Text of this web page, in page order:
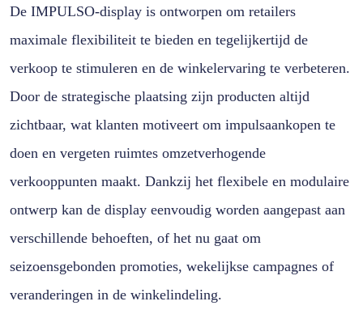
De IMPULSO-display is ontworpen om retailers
maximale flexibiliteit te bieden en tegelijkertijd de
verkoop te stimuleren en de winkelervaring te verbeteren.
Door de strategische plaatsing zijn producten altijd
zichtbaar, wat klanten motiveert om impulsaankopen te
doen en vergeten ruimtes omzetverhogende
verkooppunten maakt. Dankzij het flexibele en modulaire
ontwerp kan de display eenvoudig worden aangepast aan
verschillende behoeften, of het nu gaat om
seizoensgebonden promoties, wekelijkse campagnes of
veranderingen in de winkelindeling.